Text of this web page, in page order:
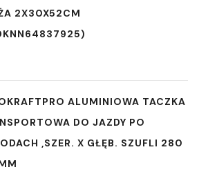
2X30X52CM
ALUMINIOWA TACZKA
DO JAZDY PO
,SZER. X GŁĘB. SZUFLI 280